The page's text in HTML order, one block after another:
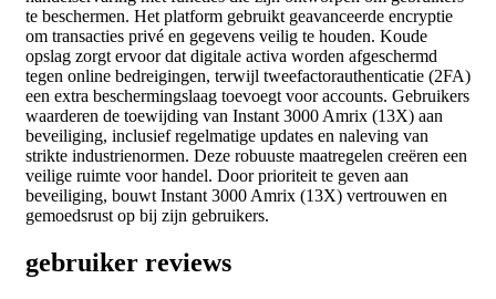
te beschermen. Het platform gebruikt geavanceerde encryptie
om transacties privé en gegevens veilig te houden. Koude
opslag zorgt ervoor dat digitale activa worden afgeschermd
tegen online bedreigingen, terwijl tweefactorauthenticatie (2FA)
een extra beschermingslaag toevoegt voor accounts. Gebruikers
waarderen de toewijding van Instant 3000 Amrix (13X) aan
beveiliging, inclusief regelmatige updates en naleving van
strikte industrienormen. Deze robuuste maatregelen creëren een
veilige ruimte voor handel. Door prioriteit te geven aan
beveiliging, bouwt Instant 3000 Amrix (13X) vertrouwen en
gemoedsrust op bij zijn gebruikers.
gebruiker reviews